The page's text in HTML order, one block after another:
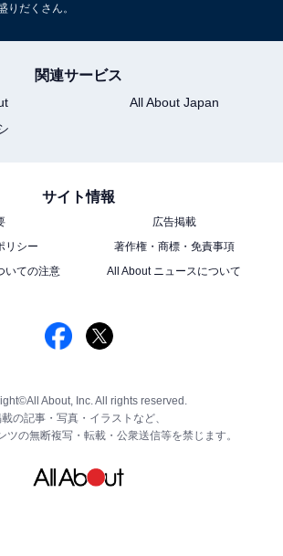
りだくさん。
関連サービス
All About Japan
サイト情報
広告掲載
リシー
著作権・商標・免責事項
いての注意
All About ニュースについて
About, Inc. All rights reserved.
の記事・写真・イラストなど、
ツの無断複写・転載・公衆送信等を禁じます。